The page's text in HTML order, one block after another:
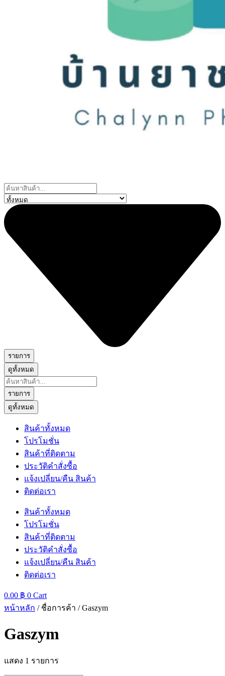
Search
...
รายการ
ดูทั้งหมด
Search
...
รายการ
ดูทั้งหมด
สินค้าทั้งหมด
โปรโมชั่น
สินค้าที่ติดตาม
ประวัติคำสั่งซื้อ
แจ้งเปลี่ยน/คืน สินค้า
ติดต่อเรา
สินค้าทั้งหมด
โปรโมชั่น
สินค้าที่ติดตาม
ประวัติคำสั่งซื้อ
แจ้งเปลี่ยน/คืน สินค้า
ติดต่อเรา
0.00 ฿ 0 Cart
หน้าหลัก / ชื่อการค้า / Gaszym
Gaszym
แสดง 1 รายการ